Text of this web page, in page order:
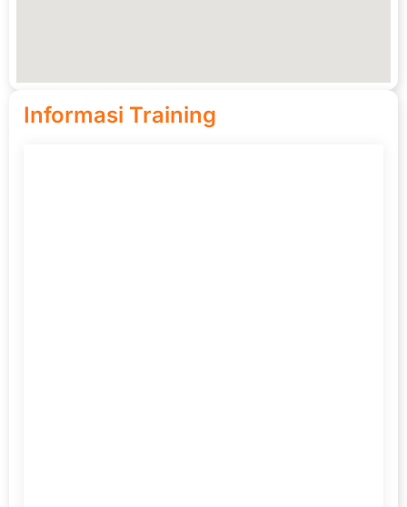
Informasi Training